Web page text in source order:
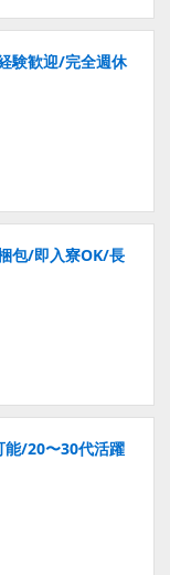
験歓迎/完全週休
包/即入寮OK/長
能/20〜30代活躍